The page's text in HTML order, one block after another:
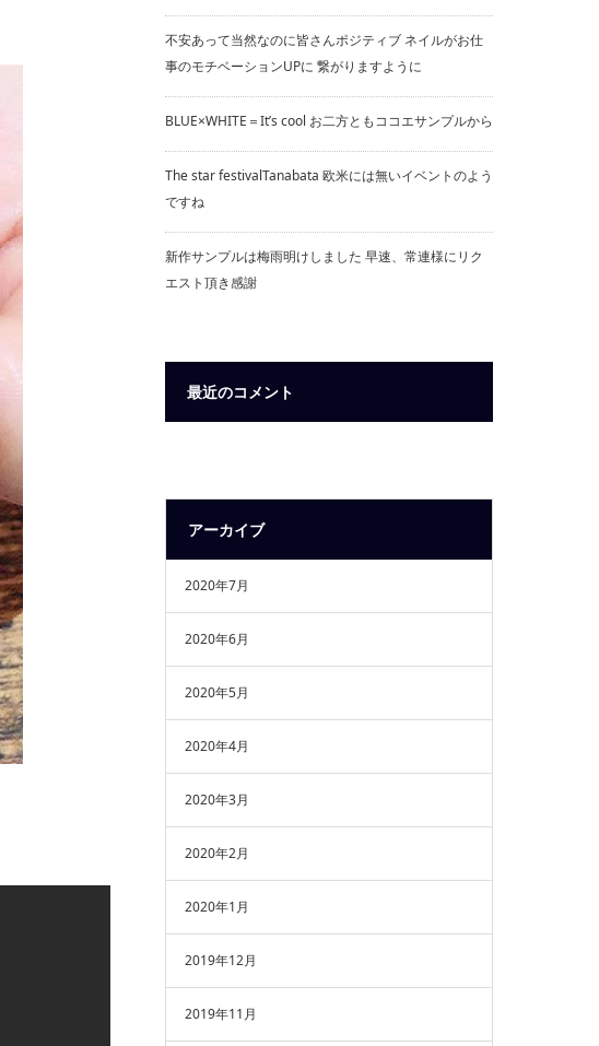
不安あって当然なのに皆さんポジティブ ネイルがお仕
事のモチベーションUPに 繋がりますように
BLUE×WHITE＝It’s cool お二方ともココエサンプルから
The star festivalTanabata 欧米には無いイベントのよう
ですね
新作サンプルは梅雨明けしました 早速、常連様にリク
エスト頂き感謝
最近のコメント
アーカイブ
2020年7月
2020年6月
2020年5月
2020年4月
2020年3月
2020年2月
2020年1月
2019年12月
2019年11月